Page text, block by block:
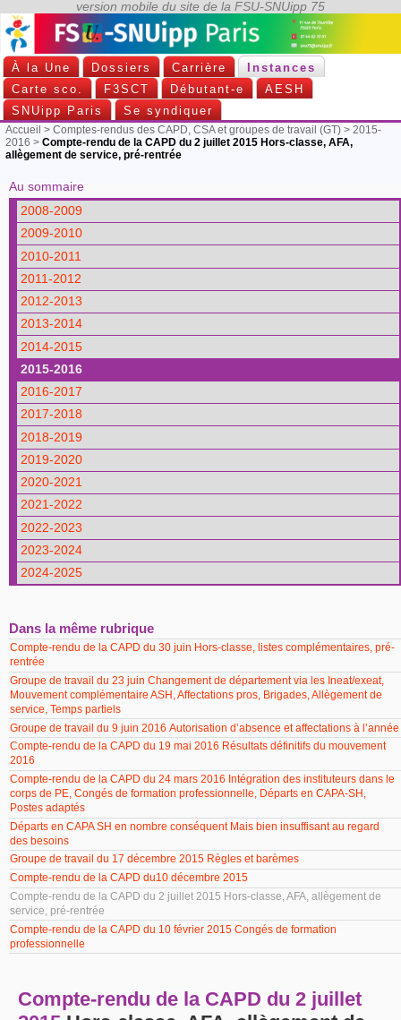
À la Une Dossiers Carrière
Instances
Carte sco.
F3SCT Débutant-e
AESH
SNUipp Paris
Se syndiquer
Accueil >Comptes-rendus des CAPD, CSA et groupes de travail (GT) >2015-
2016 >Compte-rendu de la CAPD du 2 juillet 2015 Hors-classe, AFA,
allègement de service, pré-rentrée
Au sommaire
2008-2009
2009-2010
2010-2011
2011-2012
2012-2013
2013-2014
2014-2015
2015-2016
2016-2017
2017-2018
2018-2019
2019-2020
2020-2021
2021-2022
2022-2023
2023-2024
2024-2025
Dans la même rubrique
Compte-rendu de la CAPD du 30 juin Hors-classe, listes complémentaires, pré-
rentrée
Groupe de travail du 23 juin Changement de département via les Ineat/exeat,
Mouvement complémentaire ASH, Affectations pros, Brigades, Allègement de
service, Temps partiels
Groupe de travail du 9 juin 2016 Autorisation d’absence et affectations à l’année
Compte-rendu de la CAPD du 19 mai 2016 Résultats définitifs du mouvement
2016
Compte-rendu de la CAPD du 24 mars 2016 Intégration des instituteurs dans le
corps de PE, Congés de formation professionnelle, Départs en CAPA-SH,
Postes adaptés
Départs en CAPA SH en nombre conséquent Mais bien insuffisant au regard
des besoins
Groupe de travail du 17 décembre 2015 Règles et barèmes
Compte-rendu de la CAPD du10 décembre 2015
Compte-rendu de la CAPD du 2 juillet 2015 Hors-classe, AFA, allègement de
service, pré-rentrée
Compte-rendu de la CAPD du 10 février 2015 Congés de formation
professionnelle
Compte-rendu de la CAPD du 2 juillet